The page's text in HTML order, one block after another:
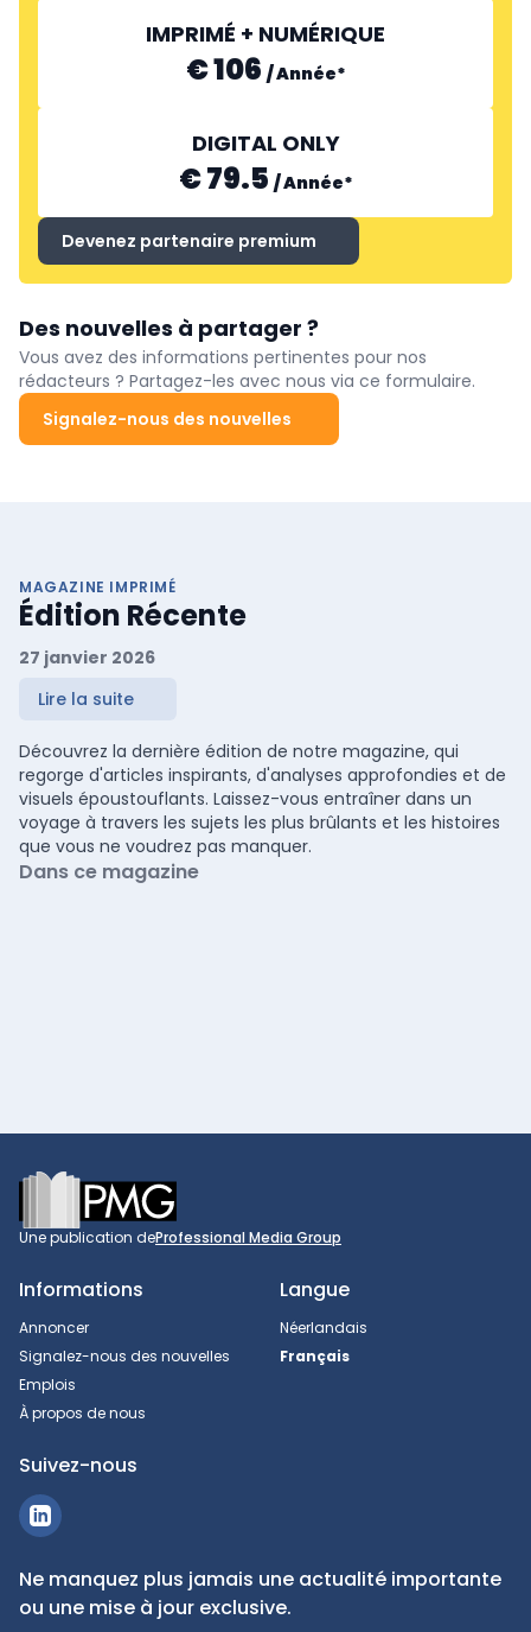
IMPRIMÉ + NUMÉRIQUE
€ 106 /Année*
DIGITAL ONLY
€ 79.5 /Année*
Devenez partenaire premium
Des nouvelles à partager ?
Vous avez des informations pertinentes pour nos
rédacteurs ? Partagez-les avec nous via ce formulaire.
Signalez-nous des nouvelles
MAGAZINE IMPRIMÉ
Édition Récente
27 janvier 2026
Lire la suite
Découvrez la dernière édition de notre magazine, qui
regorge d'articles inspirants, d'analyses approfondies et de
visuels époustouflants. Laissez-vous entraîner dans un
voyage à travers les sujets les plus brûlants et les histoires
que vous ne voudrez pas manquer.
Dans ce magazine
Footer
Une publication deProfessional Media Group
Informations
Annoncer
Signalez-nous des nouvelles
Emplois
À propos de nous
Langue
Néerlandais
Français
Suivez-nous
Ne manquez plus jamais une actualité importante
ou une mise à jour exclusive.